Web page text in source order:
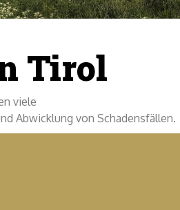
Tirol
viele
Abwicklung von Schadensfällen.